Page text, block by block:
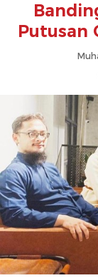
Putusan